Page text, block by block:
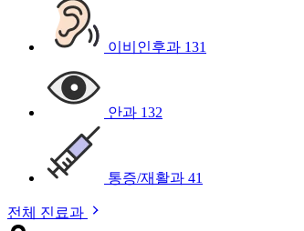
이비인후과 131
안과 132
통증/재활과 41
전체 진료과